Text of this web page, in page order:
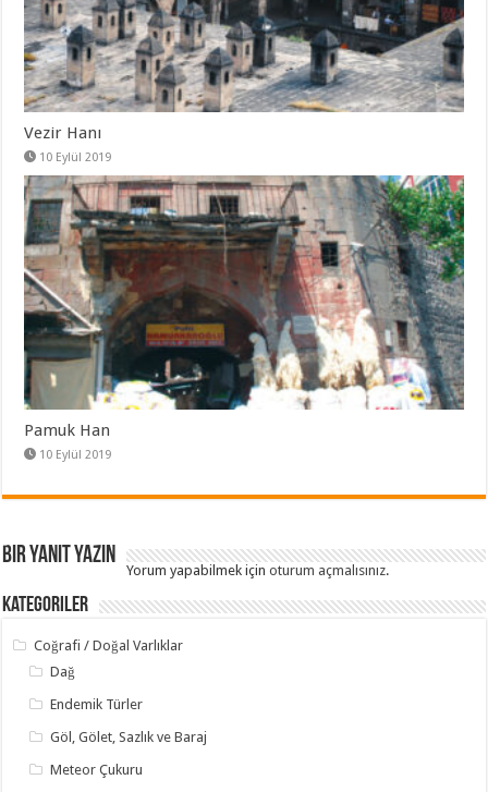
Vezir Hanı
10 Eylül 2019
Pamuk Han
10 Eylül 2019
Bir yanıt yazın
Yorum yapabilmek içinoturum açmalısınız.
Kategoriler
Coğrafi / Doğal Varlıklar
Dağ
Endemik Türler
Göl, Gölet, Sazlık ve Baraj
Meteor Çukuru